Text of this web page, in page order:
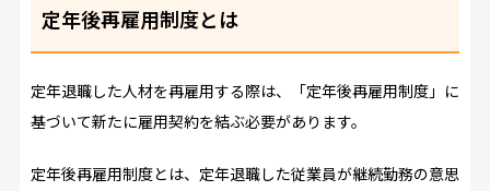
定年後再雇用制度とは
定年退職した人材を再雇用する際は、「定年後再雇用制度」に
基づいて新たに雇用契約を結ぶ必要があります。
定年後再雇用制度とは、定年退職した従業員が継続勤務の意思